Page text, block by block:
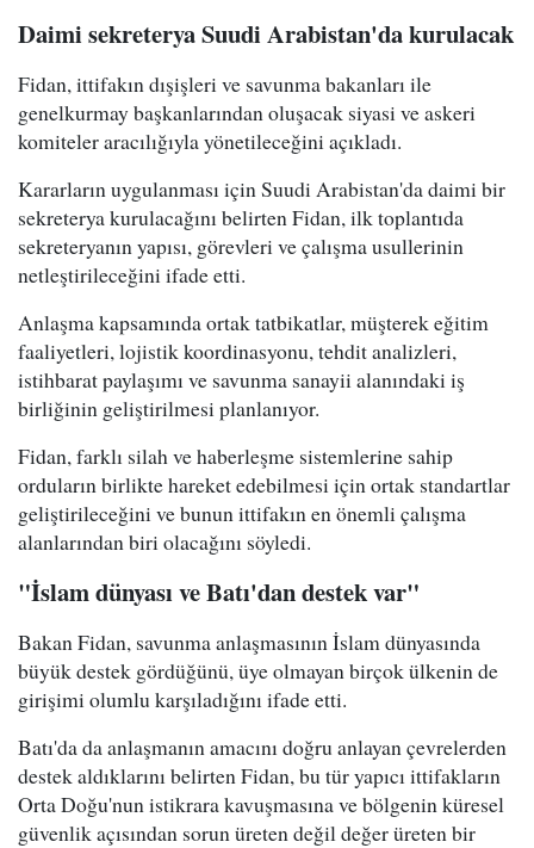
Daimi sekreterya Suudi Arabistan'da kurulacak
Fidan, ittifakın dışişleri ve savunma bakanları ile
genelkurmay başkanlarından oluşacak siyasi ve askeri
komiteler aracılığıyla yönetileceğini açıkladı.
Kararların uygulanması için Suudi Arabistan'da daimi bir
sekreterya kurulacağını belirten Fidan, ilk toplantıda
sekreteryanın yapısı, görevleri ve çalışma usullerinin
netleştirileceğini ifade etti.
Anlaşma kapsamında ortak tatbikatlar, müşterek eğitim
faaliyetleri, lojistik koordinasyonu, tehdit analizleri,
istihbarat paylaşımı ve savunma sanayii alanındaki iş
birliğinin geliştirilmesi planlanıyor.
Fidan, farklı silah ve haberleşme sistemlerine sahip
orduların birlikte hareket edebilmesi için ortak standartlar
geliştirileceğini ve bunun ittifakın en önemli çalışma
alanlarından biri olacağını söyledi.
"İslam dünyası ve Batı'dan destek var"
Bakan Fidan, savunma anlaşmasının İslam dünyasında
büyük destek gördüğünü, üye olmayan birçok ülkenin de
girişimi olumlu karşıladığını ifade etti.
Batı'da da anlaşmanın amacını doğru anlayan çevrelerden
destek aldıklarını belirten Fidan, bu tür yapıcı ittifakların
Orta Doğu'nun istikrara kavuşmasına ve bölgenin küresel
güvenlik açısından sorun üreten değil değer üreten bir